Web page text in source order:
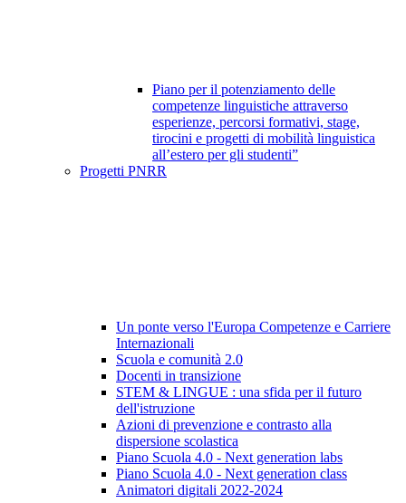
Piano per il potenziamento delle
competenze linguistiche attraverso
esperienze, percorsi formativi, stage,
tirocini e progetti di mobilità linguistica
all’estero per gli studenti”
Progetti PNRR
Un ponte verso l'Europa Competenze e Carriere
Internazionali
Scuola e comunità 2.0
Docenti in transizione
STEM & LINGUE : una sfida per il futuro
dell'istruzione
Azioni di prevenzione e contrasto alla
dispersione scolastica
Piano Scuola 4.0 - Next generation labs
Piano Scuola 4.0 - Next generation class
Animatori digitali 2022-2024